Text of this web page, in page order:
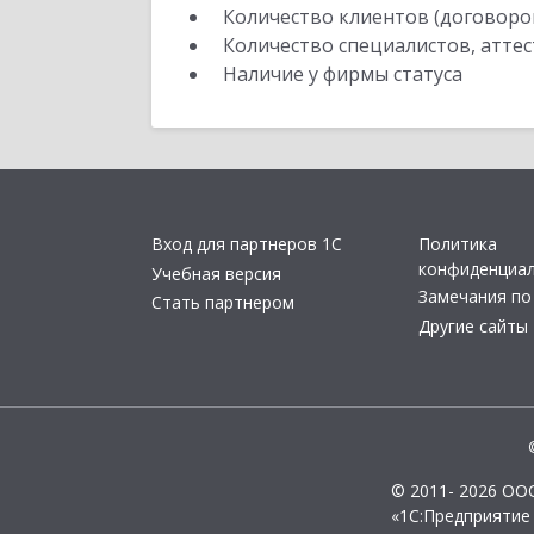
Количество клиентов
Количество специалистов,
Наличие у фирмы статуса
Вход для партнеров 1С
Учебная версия
Стать партнером
Политика
Замечания по
Другие сайты
© 2011- 2026